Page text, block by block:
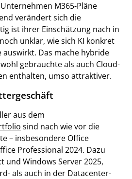
M365-Pläne
verändert sich die
ist ihrer Einschätzung nach in
unklar, wie sich KI konkret
auswirkt. Das mache hybride
gebrauchte als auch Cloud-
enthalten, umso attraktiver.
aus dem
sind nach wie vor die
– insbesondere Office
Professional 2024. Dazu
und Windows Server 2025,
als auch in der Datacenter-